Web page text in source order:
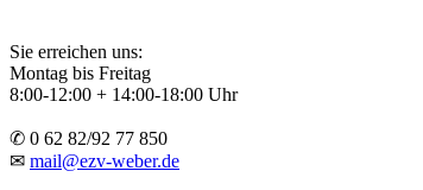
Sie erreichen uns:
Montag bis Freitag
8:00-12:00 + 14:00-18:00 Uhr
✆ 0 62 82/92 77 850
✉ mail@ezv-weber.de